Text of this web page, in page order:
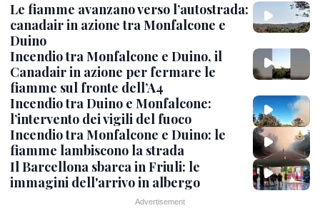
Le fiamme avanzano verso l’autostrada:
canadair in azione tra Monfalcone e
Duino
Incendio tra Monfalcone e Duino, il
Canadair in azione per fermare le
fiamme sul fronte dell’A4
Incendio tra Duino e Monfalcone:
l’intervento dei vigili del fuoco
Incendio tra Monfalcone e Duino: le
fiamme lambiscono la strada
Il Barcellona sbarca in Friuli: le
immagini dell'arrivo in albergo